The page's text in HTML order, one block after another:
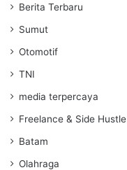
Berita Terbaru
Sumut
Otomotif
TNI
media terpercaya
Freelance & Side Hustle
Batam
Olahraga